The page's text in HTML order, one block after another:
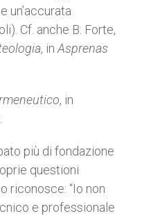
un’accurata
Cf. anche B. Forte,
, in Asprenas
, in
più di fondazione
questioni
riconosce: “Io non
e professionale